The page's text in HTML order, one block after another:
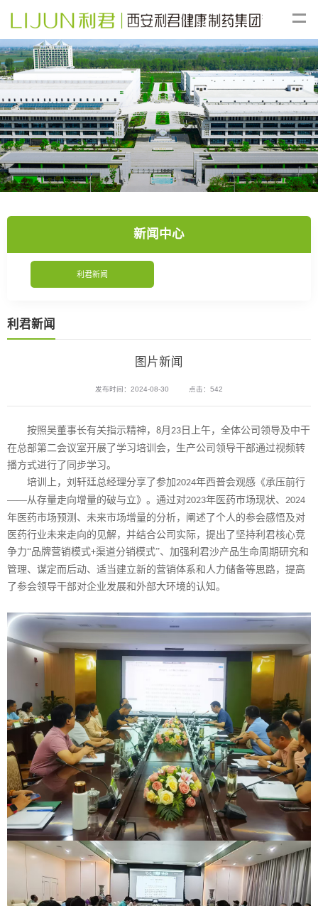
新闻中心
利君新闻
利君新闻
图片新闻
发布时间：2024-08-30 点击：542
按照吴董事长有关指示精神， 8月 23 日上午，全体公司领导及中干
在总部第二会议室开展了学习培训会，生产公司领导干部通过视频转
播方式进行了同步学习。
培训上，刘轩廷总经理分享了参加2024年西普会观感《承压前行
——从存量走向增量的破与立》。通过对2023年医药市场现状、 2024
年医药市场预测、未来市场增量的分析，阐述了个人的参会感悟及对
医药行业未来走向的见解，并结合公司实际，提出了坚持利君核心竞
争力“品牌营销模式+渠道分销模式”、加强利君沙产品生命周期研究和
管理、谋定而后动、适当建立新的营销体系和人力储备等思路，提高
了参会领导干部对企业发展和外部大环境的认知。